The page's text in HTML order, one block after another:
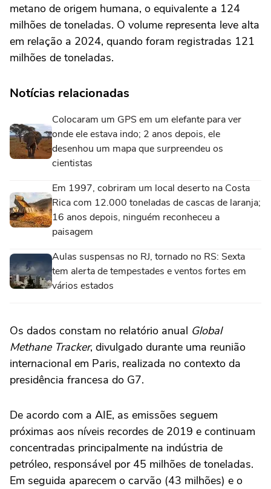
metano de origem humana, o equivalente a 124
milhões de toneladas. O volume representa leve alta
em relação a 2024, quando foram registradas 121
milhões de toneladas.
Notícias relacionadas
Colocaram um GPS em um elefante para ver
onde ele estava indo; 2 anos depois, ele
desenhou um mapa que surpreendeu os
cientistas
Em 1997, cobriram um local deserto na Costa
Rica com 12.000 toneladas de cascas de laranja;
16 anos depois, ninguém reconheceu a
paisagem
Aulas suspensas no RJ, tornado no RS: Sexta
tem alerta de tempestades e ventos fortes em
vários estados
Os dados constam no relatório anual Global
Methane Tracker, divulgado durante uma reunião
internacional em Paris, realizada no contexto da
presidência francesa do G7.
De acordo com a AIE, as emissões seguem
próximas aos níveis recordes de 2019 e continuam
concentradas principalmente na indústria de
petróleo, responsável por 45 milhões de toneladas.
Em seguida aparecem o carvão (43 milhões) e o